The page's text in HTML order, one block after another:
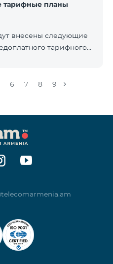
тарифные планы
внесены следующие
тарифного
5000 unlimit», который
60 TV каналов.
плата за тарифный план
5000 драм.
плана «Смарт
6 7 8 9